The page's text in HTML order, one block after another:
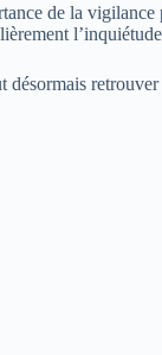
de la